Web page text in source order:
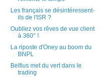
Les français se désintéressent-
ils de l'ISR ?
Oubliez vos rêves de vue client
à 360° !
La riposte d'Oney au boom du
BNPL
Belfius met du vert dans le
trading